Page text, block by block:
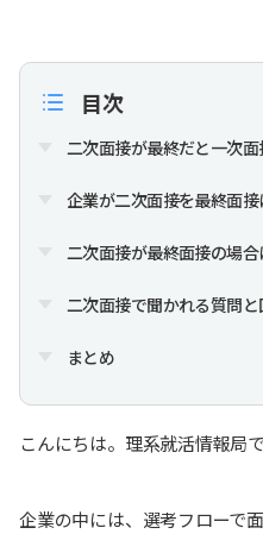
目次
二次面接が最終だと一次
企業が二次面接を最終面
二次面接が最終面接の場
二次面接で聞かれる質問と
まとめ
こんにちは。理系就活情報局で
企業の中には、選考フローで